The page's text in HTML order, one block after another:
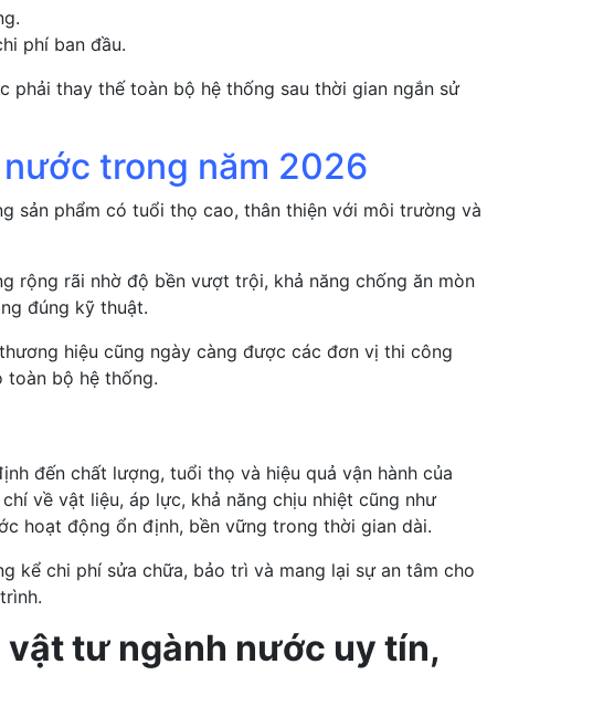
phí ban đầu.
phải thay thế toàn bộ hệ thống sau thời gian ngắn sử
trong năm 2026
sản phẩm có tuổi thọ cao, thân thiện với môi trường và
rộng rãi nhờ độ bền vượt trội, khả năng chống ăn mòn
đúng kỹ thuật.
hiệu cũng ngày càng được các đơn vị thi công
toàn bộ hệ thống.
đến chất lượng, tuổi thọ và hiệu quả vận hành của
về vật liệu, áp lực, khả năng chịu nhiệt cũng như
hoạt động ổn định, bền vững trong thời gian dài.
kể chi phí sửa chữa, bảo trì và mang lại sự an tâm cho
tư ngành nước uy tín,